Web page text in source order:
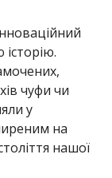
чуфи чи
у
на
нашої